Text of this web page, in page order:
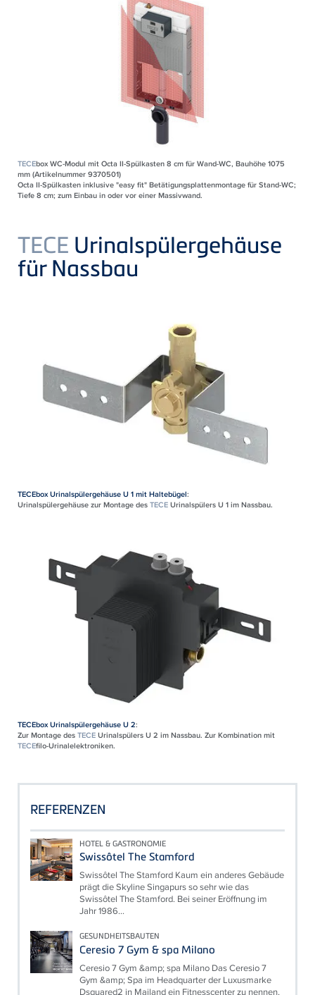
TECEbox WC-Modul mit Octa II-Spülkasten 8 cm für Wand-WC, Bauhöhe 1075
mm (Artikelnummer 9370501)
Octa II-Spülkasten inklusive "easy fit" Betätigungsplattenmontage für Stand-WC;
Tiefe 8 cm; zum Einbau in oder vor einer Massivwand.
TECE Urinalspülergehäuse
für Nassbau
TECEbox Urinalspülergehäuse U 1 mit Haltebügel:
Urinalspülergehäuse zur Montage desTECEUrinalspülers U 1 im Nassbau.
TECEbox Urinalspülergehäuse U 2:
Zur Montage desTECEUrinalspülers U 2 im Nassbau. Zur Kombination mit
TECEfilo-Urinalelektroniken.
REFERENZEN
HOTEL & GASTRONOMIE
Swissôtel The Stamford
Swissôtel The Stamford Kaum ein anderes Gebäude
prägt die Skyline Singapurs so sehr wie das
Swissôtel The Stamford. Bei seiner Eröffnung im
Jahr 1986...
GESUNDHEITSBAUTEN
Ceresio 7 Gym & spa Milano
Ceresio 7 Gym &amp; spa Milano Das Ceresio 7
Gym &amp; Spa im Headquarter der Luxusmarke
Dsquared2 in Mailand ein Fitnesscenter zu nennen,